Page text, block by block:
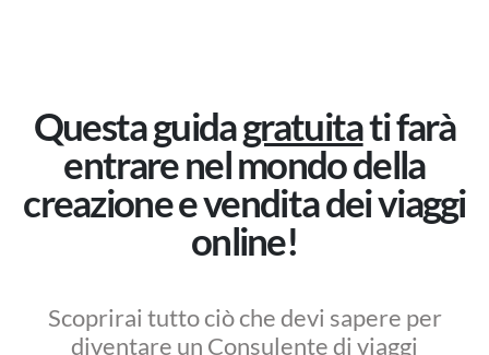
Questa guidagratuitati farà
entrare nel mondo della
creazione e vendita dei viaggi
online!
Scoprirai tutto ciò che devi sapere per
diventare un Consulente di viaggi